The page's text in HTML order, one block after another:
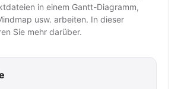
in einem Gantt-Diagramm,
usw. arbeiten. In dieser
Sie mehr darüber.